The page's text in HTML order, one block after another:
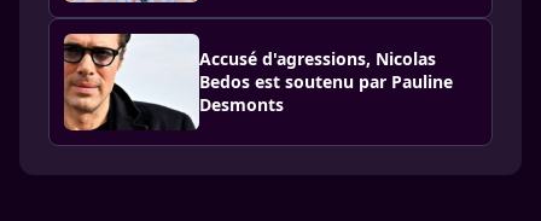
Accusé d'agressions, Nicolas
Bedos est soutenu par Pauline
Desmonts